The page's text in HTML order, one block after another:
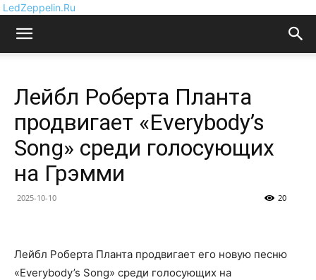
LedZeppelin.Ru
Лейбл Роберта Планта
продвигает «Everybody’s
Song» среди голосующих
на Грэмми
2025-10-10 20
Лейбл Роберта Планта продвигает его новую песню
«Everybody’s Song» среди голосующих на